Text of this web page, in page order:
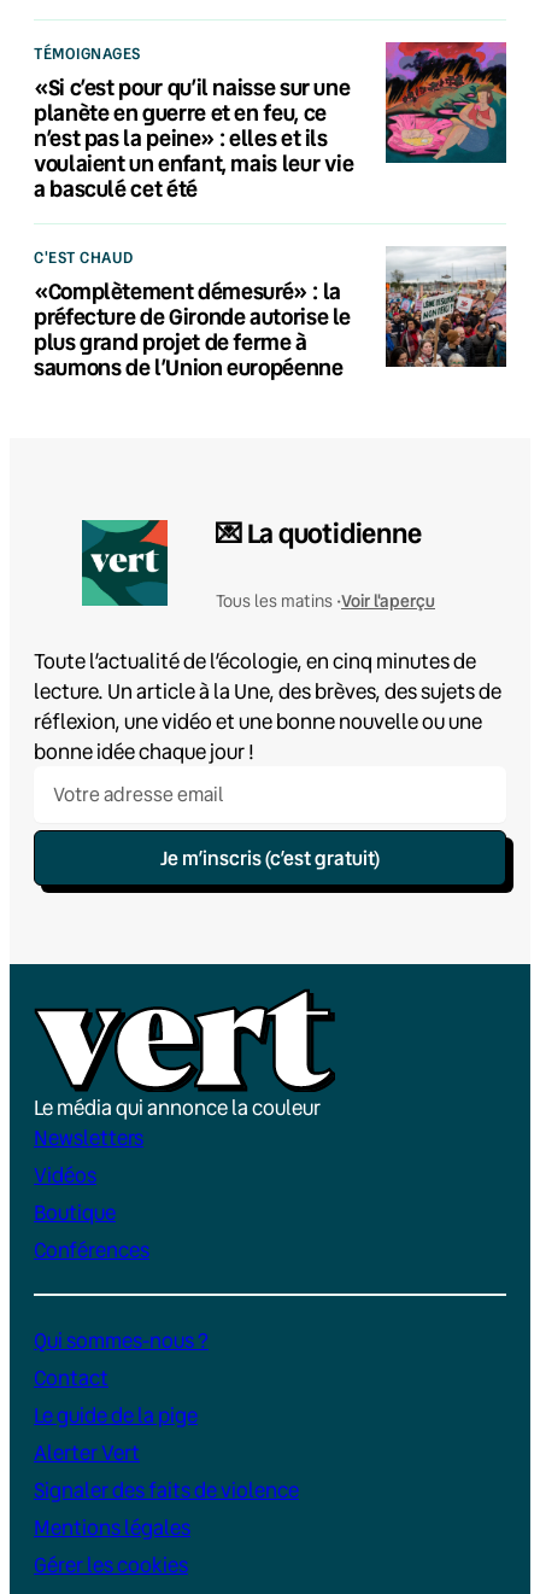
TÉMOIGNAGES
«Si c’est pour qu’il naisse sur une
planète en guerre et en feu, ce
n’est pas la peine» : elles et ils
voulaient un enfant, mais leur vie
a basculé cet été
C'EST CHAUD
«Complètement démesuré» : la
préfecture de Gironde autorise le
plus grand projet de ferme à
saumons de l’Union européenne
💌 La quotidienne
Tous les matins •Voir l'aperçu
Toute l’actualité de l’écologie, en cinq minutes de
lecture. Un article à la Une, des brèves, des sujets de
réflexion, une vidéo et une bonne nouvelle ou une
bonne idée chaque jour !
Je m’inscris (c’est gratuit)
Le média qui annonce la couleur
Newsletters
Vidéos
Boutique
Conférences
Qui sommes-nous ?
Contact
Le guide de la pige
Alerter Vert
Signaler des faits de violence
Mentions légales
Gérer les cookies